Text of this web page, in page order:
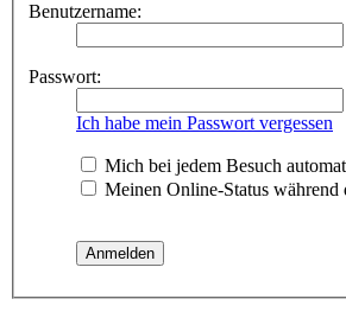
Benutzername:
Passwort:
Ich habe mein Passwort vergessen
Mich bei jedem Besuch
Meinen Online-Status während